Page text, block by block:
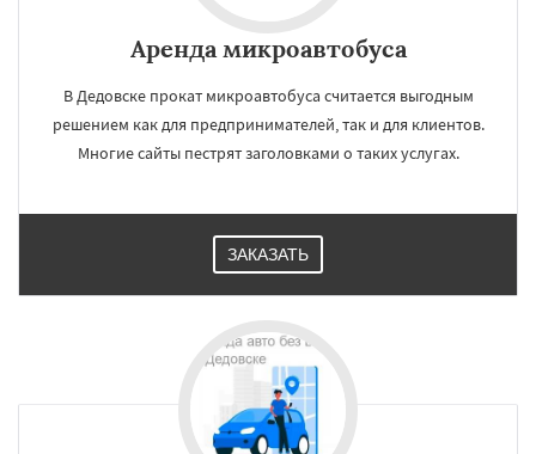
Аренда микроавтобуса
В Дедовске прокат микроавтобуса считается выгодным
решением как для предпринимателей, так и для клиентов.
Многие сайты пестрят заголовками о таких услугах.
ЗАКАЗАТЬ